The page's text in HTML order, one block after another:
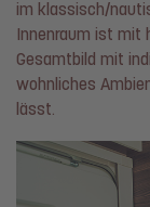
im klassisch/
Innenraum ist
Gesamtbild mit
wohnliches
lässt.